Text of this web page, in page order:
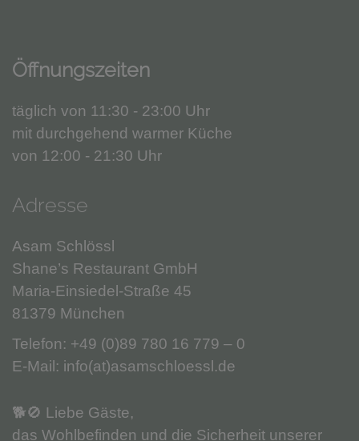
Öffnungszeiten
täglich von 11:30 - 23:00 Uhr
mit durchgehend warmer Küche
von 12:00 - 21:30 Uhr
Adresse
Asam Schlössl
Shane’s Restaurant GmbH
Maria-Einsiedel-Straße 45
81379 München
Telefon: +49 (0)89 780 16 779 – 0
E-Mail: info(at)asamschloessl.de
🐕🚫 Liebe Gäste,
das Wohlbefinden und die Sicherheit unserer